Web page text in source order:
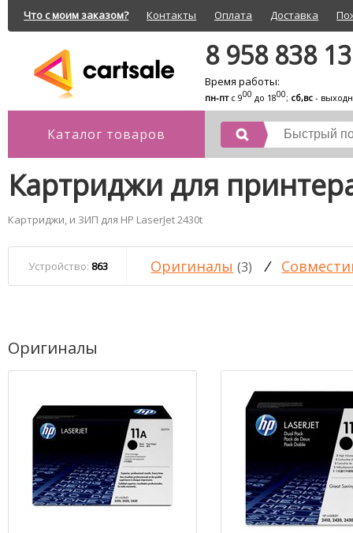
Что с моим заказом? Контакты Оплата Доставка
8 958 838
Время работы:
пн-птс 900 до 1800; сб,вс -
Каталог товаров
Картриджи для
Картриджи, и ЗИП для HP LaserJet 2430t
Устройство: 863 Оригиналы (3) /
Оригиналы